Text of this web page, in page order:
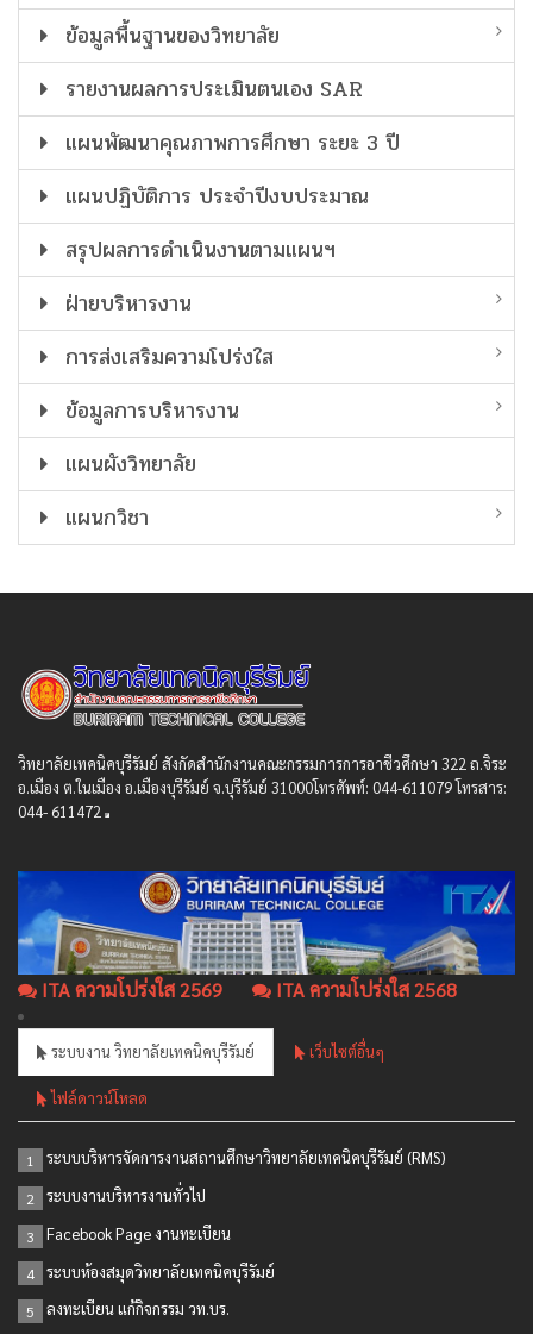
ข้อมูลพื้นฐานของวิทยาลัย
รายงานผลการประเมินตนเอง SAR
แผนพัฒนาคุณภาพการศึกษา ระยะ 3 ปี
แผนปฏิบัติการ ประจำปีงบประมาณ
สรุปผลการดำเนินงานตามแผนฯ
ฝ่ายบริหารงาน
การส่งเสริมความโปร่งใส
ข้อมูลการบริหารงาน
แผนผังวิทยาลัย
แผนกวิชา
วิทยาลัยเทคนิคบุรีรัมย์ สังกัดสํานักงานคณะกรรมการการอาชีวศึกษา 322 ถ.จิระ
อ.เมือง ต.ในเมือง อ.เมืองบุรีรัมย์ จ.บุรีรัมย์ 31000โทรศัพท์: 044-611079 โทรสาร:
044- 611472
ITA ความโปร่งใส 2569 ITA ความโปร่งใส 2568
ระบบงาน วิทยาลัยเทคนิคบุรีรัมย์ เว็บไซต์อื่นๆ
ไฟล์ดาวน์โหลด
1 ระบบบริหารจัดการงานสถานศึกษาวิทยาลัยเทคนิคบุรีรัมย์ (RMS)
2 ระบบงานบริหารงานทั่วไป
3 Facebook Page งานทะเบียน
4 ระบบห้องสมุดวิทยาลัยเทคนิคบุรีรัมย์
5 ลงทะเบียน แก้กิจกรรม วท.บร.